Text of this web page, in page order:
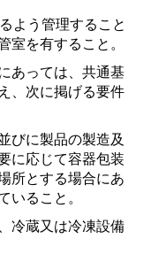
よう管理すること
を有すること。
あっては、共通基
、次に掲げる要件
びに製品の製造及
に応じて容器包装
所とする場合にあ
ること。
冷蔵又は冷凍設備